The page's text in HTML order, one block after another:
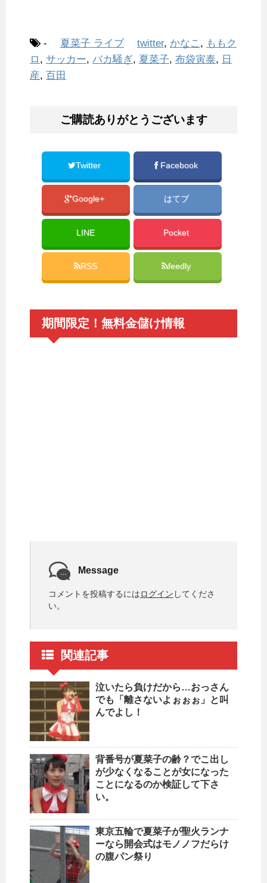
- 夏菜子 ライブ twitter, かなこ , ももク
ロ , サッカー, バカ騒ぎ, 夏菜子, 布袋寅泰, 日
産, 百田
ご購読ありがとうございます
Twitter Facebook
Google+ はてブ
LINE Pocket
RSS feedly
期間限定！無料金儲け情報
Message
コメントを投稿するにはログイン してくださ
い。
関連記事
泣いたら負けだから…おっさん
でも「離さないよぉぉぉ」と叫
んでよし！
背番号が夏菜子の齢？でこ出し
が少なくなることが女になった
ことになるのか検証して下さ
い。
東京五輪で夏菜子が聖火ランナ
ーなら開会式はモノノフだらけ
の腹パン祭り